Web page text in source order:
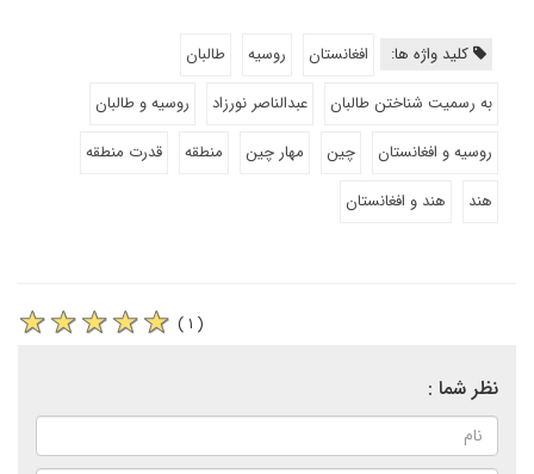
کلید واژه ها: افغانستان روسیه
طالبان
به رسمیت شناختن طالبان
عبدالناصر نورزاد
روسیه و طالبان
روسیه و افغانستان
چین مهار چین منطقه
قدرت منطقه
هند
هند و افغانستان
( ۱ )
نظر شما :